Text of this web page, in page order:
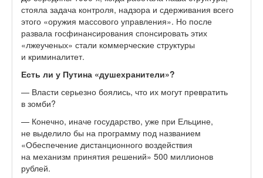
стояла задача контроля, надзора и сдерживания всего
этого «оружия массового управления». Но после
развала госфинансирования спонсировать этих
«лжеученых» стали коммерческие структуры
и криминалитет.
Есть ли у Путина «душехранители»?
— Власти серьезно боялись, что их могут превратить
в зомби?
— Конечно, иначе государство, уже при Ельцине,
не выделило бы на программу под названием
«Обеспечение дистанционного воздействия
на механизм принятия решений» 500 миллионов
рублей.